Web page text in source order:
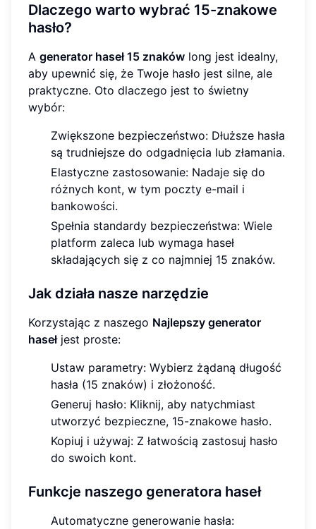
Dlaczego warto wybrać 15-znakowe
hasło?
A generator haseł 15 znaków long jest idealny,
aby upewnić się, że Twoje hasło jest silne, ale
praktyczne. Oto dlaczego jest to świetny
wybór:
Zwiększone bezpieczeństwo: Dłuższe hasła
są trudniejsze do odgadnięcia lub złamania.
Elastyczne zastosowanie: Nadaje się do
różnych kont, w tym poczty e-mail i
bankowości.
Spełnia standardy bezpieczeństwa: Wiele
platform zaleca lub wymaga haseł
składających się z co najmniej 15 znaków.
Jak działa nasze narzędzie
Korzystając z naszego Najlepszy generator
hasełjest proste:
Ustaw parametry: Wybierz żądaną długość
hasła (15 znaków) i złożoność.
Generuj hasło: Kliknij, aby natychmiast
utworzyć bezpieczne, 15-znakowe hasło.
Kopiuj i używaj: Z łatwością zastosuj hasło
do swoich kont.
Funkcje naszego generatora haseł
Automatyczne generowanie hasła: